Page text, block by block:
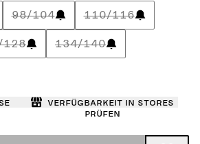
98/104 110/116
128 134/140
Verfügbarkeit in Stores
prüfen